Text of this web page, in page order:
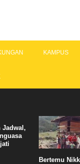
KAMPUS
Jadwal,
Bertemu